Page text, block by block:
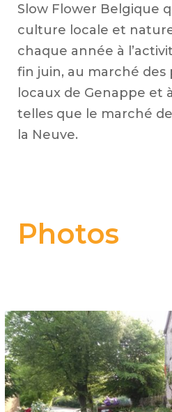
Slow Flower Belgique
culture locale et
chaque année à
fin juin, au marché
locaux de Genappe et
telles que le marché
la Neuve.
Photos